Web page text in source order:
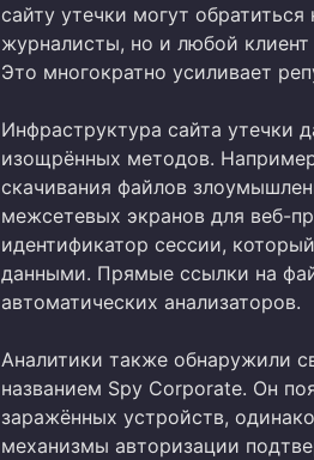
сайту утечки могут
журналисты, но и любой
Это многократно усиливает
Инфраструктура сайта утечки
изощрённых методов.
скачивания файлов
межсетевых экранов для веб-
идентификатор сессии,
данными. Прямые ссылки на
автоматических анализаторов.
Аналитики также обнаружили
названием Spy Corporate. Он
заражённых устройств,
механизмы авторизации